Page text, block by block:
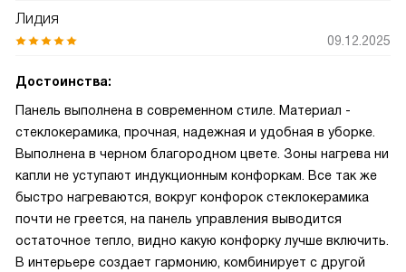
Лидия
09.12.2025
Достоинства:
Панель выполнена в современном стиле. Материал -
стеклокерамика, прочная, надежная и удобная в уборке.
Выполнена в черном благородном цвете. Зоны нагрева ни
капли не уступают индукционным конфоркам. Все так же
быстро нагреваются, вокруг конфорок стеклокерамика
почти не греется, на панель управления выводится
остаточное тепло, видно какую конфорку лучше включить.
В интерьере создает гармонию, комбинирует с другой